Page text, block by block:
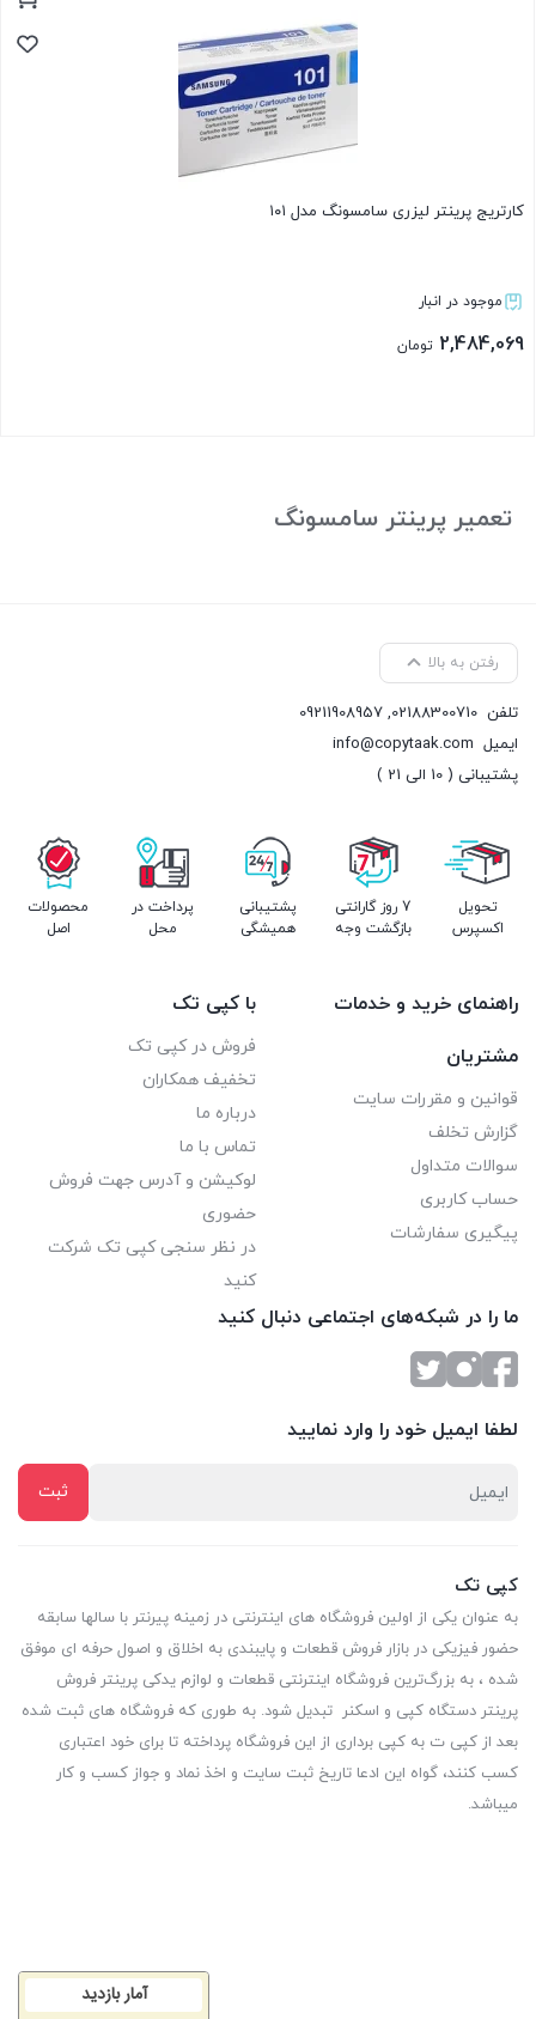
کارتریج پرینتر لیزری سامسونگ مدل ۱۰۱
موجود در انبار
2,484,069 تومان
تعمیر پرینتر سامسونگ
رفتن به بالا
تلفن 02188300710
,
09211908957
ایمیل info@copytaak.com
پشتیبانی ( 10 الی 21 )
تحویل
اکسپرس
7 روز گارانتی
بازگشت وجه
پشتیبانی
همیشگی
پرداخت در
محل
محصولات
اصل
راهنمای خرید و خدمات
مشتریان
قوانین و مقررات سایت
گزارش تخلف
سوالات متداول
حساب کاربری
پیگیری سفارشات
با کپی تک
فروش در کپی تک
تخفیف همکاران
درباره ما
تماس با ما
لوکیشن و آدرس جهت فروش
حضوری
در نظر سنجی کپی تک شرکت
کنید
ما را در شبکه‌های اجتماعی دنبال کنید
لطفا ایمیل خود را وارد نمایید
کپی تک
به عنوان یکی از اولین فروشگاه های اینترنتی در زمینه پیرنتر با سالها سابقه
حضور فیزیکی در بازار فروش قطعات و پایبندی به اخلاق و اصول حرفه ای موفق
شده ، به بزرگ‌ترین فروشگاه اینترنتی قطعات و لوازم یدکی پرینتر فروش
پرینتر دستگاه کپی و اسکنر تبدیل شود. به طوری که فروشگاه های ثبت شده
بعد از کپی ت به کپی برداری از این فروشگاه پرداخته تا برای خود اعتباری
کسب کنند، گواه این ادعا تاریخ ثبت سایت و اخذ نماد و جواز کسب و کار
میباشد.